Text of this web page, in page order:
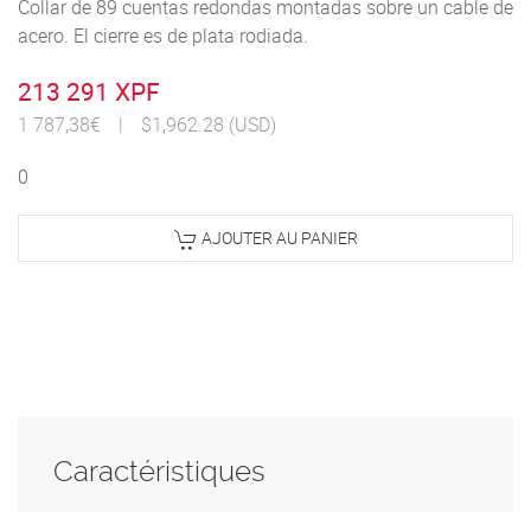
Collar de 89 cuentas redondas montadas sobre un cable de
acero. El cierre es de plata rodiada.
213 291 XPF
1 787,38€ |
$1,962.28 (USD)
0
AJOUTER AU PANIER
Caractéristiques